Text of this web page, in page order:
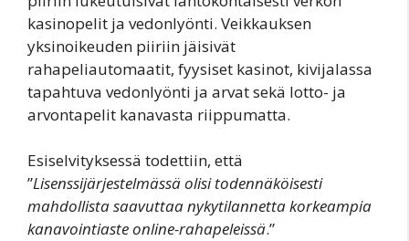
kasinopelit ja vedonlyönti. Veikkauksen
yksinoikeuden piiriin jäisivät
rahapeliautomaatit, fyysiset kasinot, kivijalassa
tapahtuva vedonlyönti ja arvat sekä lotto- ja
arvontapelit kanavasta riippumatta.
Esiselvityksessä todettiin, että
”Lisenssijärjestelmässä olisi todennäköisesti
mahdollista saavuttaa nykytilannetta korkeampia
kanavointiaste online-rahapeleissä.”